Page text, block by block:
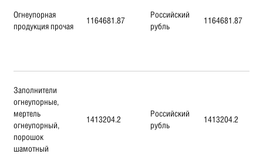
Огнеупорная
продукция прочая
1164681.87
Российский
рубль
1164681.87
Заполнители
огнеупорные,
мертель
огнеупорный,
порошок
шамотный
1413204.2
Российский
рубль
1413204.2